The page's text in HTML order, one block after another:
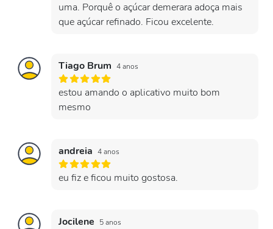
uma. Porquê o açúcar demerara adoça mais
que açúcar refinado. Ficou excelente.
Tiago Brum 4 anos
estou amando o aplicativo muito bom
mesmo
andreia 4 anos
eu fiz e ficou muito gostosa.
Jocilene 5 anos